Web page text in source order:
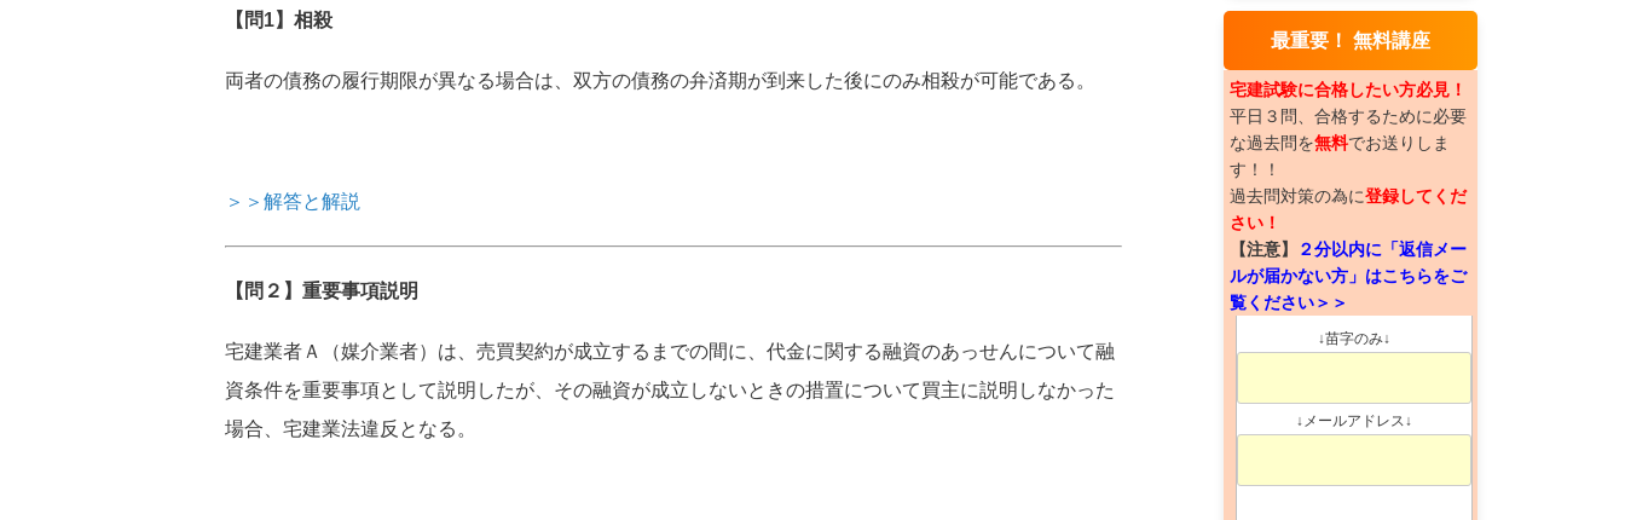
【問1】相殺
両者の債務の履行期限が異なる場合は、双方の債務の弁済期が到来した後にのみ相殺が可能である。
＞＞解答と解説
【問２】重要事項説明
宅建業者Ａ（媒介業者）は、売買契約が成立するまでの間に、代金に関する融資のあっせんについて融
資条件を重要事項として説明したが、その融資が成立しないときの措置について買主に説明しなかった
場合、宅建業法違反となる。
最重要！ 無料講座
宅建試験に合格したい方必見！
平日３問、合格するために必要
な過去問を無料でお送りしま
す！！
過去問対策の為に登録してくだ
さい！
【注意】
２分以内に「返信メー
ルが届かない方」はこちらをご
覧ください＞＞
↓苗字のみ↓
↓メールアドレス↓